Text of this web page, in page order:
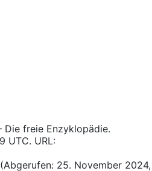
Die freie Enzyklopädie.
UTC. URL:
25. November 2024,